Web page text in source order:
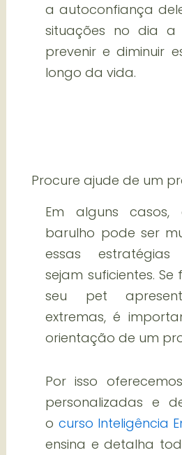
a autoconfiança
situações no dia
prevenir e diminuir
longo da vida.
Procure ajude de um
Em alguns
barulho pode ser
essas
sejam suficientes.
seu pet
extremas, é
orientação de um
Por isso
personalizadas e
o curso Inteligência
ensina e detalha